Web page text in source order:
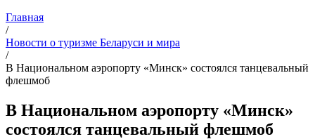
Главная
/
Новости о туризме Беларуси и мира
/
В Национальном аэропорту «Минск» состоялся танцевальный
флешмоб
В Национальном аэропорту «Минск»
состоялся танцевальный флешмоб